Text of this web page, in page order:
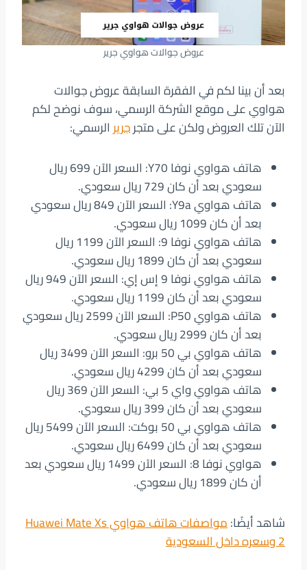
عروض جوالات هواوي جرير
بعد أن بينا لكم في الفقرة السابقة عروض جوالات
هواوي على موقع الشركة الرسمي، سوف نوضح لكم
الآن تلك العروض ولكن على متجرجريرالرسمي:
هاتف هواوي نوفا Y70: السعر الآن 699 ريال
سعودي بعد أن كان 729 ريال سعودي.
هاتف هواوي Y9a: السعر الآن 849 ريال سعودي
بعد أن كان 1099 ريال سعودي.
هاتف هواوي نوفا 9: السعر الآن 1199 ريال
سعودي بعد أن كان 1899 ريال سعودي.
هاتف هواوي نوفا 9 إس إي: السعر الآن 949 ريال
سعودي بعد أن كان 1199 ريال سعودي.
هاتف هواوي P50: السعر الآن 2599 ريال سعودي
بعد أن كان 2999 ريال سعودي.
هاتف هواوي بي 50 برو: السعر الآن 3499 ريال
سعودي بعد أن كان 4299 ريال سعودي.
هاتف هواوي واي 5 بي: السعر الآن 369 ريال
سعودي بعد أن كان 399 ريال سعودي.
هاتف هواوي بي 50 بوكت: السعر الآن 5499 ريال
سعودي بعد أن كان 6499 ريال سعودي.
هواوي نوفا 8: السعر الآن 1499 ريال سعودي بعد
أن كان 1899 ريال سعودي.
شاهد أيضًا:
مواصفات هاتف هواوي Huawei Mate Xs
2 وسعره داخل السعودية